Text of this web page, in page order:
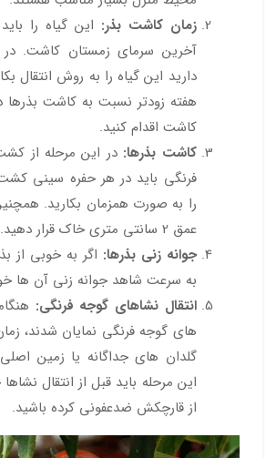
زمان کاشت بذر: این گیاه را
آخرین سرمای زمستان کاشت.
هفته زودتر نسبت به کاشت بذرها
کاشت اقدام کنید.
کاشت بذرها: در این مرحله از
فرنگی باید در هر حفره سینی
را به صورت همزمان بکارید.
عمق 2 سانتی متری خاک قرار دهید.
جوانه زنی بذرها: اگر به خوبی از
به سرعت شاهد جوانه زنی آن ها
انتقال نشاهای گوجه فرنگی:
های گوجه فرنگی نمایان شدند،
گلدان های جداگانه یا زمین
این مرحله باید قبل از انتقال
از قارچکش ضدعفونی کرده باشید.